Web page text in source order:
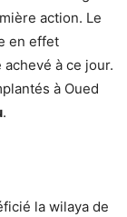
action. Le
en effet
achevé à ce jour.
à Oued
.
la wilaya de